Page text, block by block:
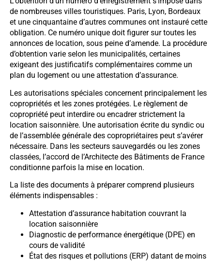
de nombreuses villes touristiques. Paris, Lyon, Bordeaux
et une cinquantaine d’autres communes ont instauré cette
obligation. Ce numéro unique doit figurer sur toutes les
annonces de location, sous peine d’amende. La procédure
d’obtention varie selon les municipalités, certaines
exigeant des justificatifs complémentaires comme un
plan du logement ou une attestation d’assurance.
Les autorisations spéciales concernent principalement les
copropriétés et les zones protégées. Le règlement de
copropriété peut interdire ou encadrer strictement la
location saisonnière. Une autorisation écrite du syndic ou
de l’assemblée générale des copropriétaires peut s’avérer
nécessaire. Dans les secteurs sauvegardés ou les zones
classées, l’accord de l’Architecte des Bâtiments de France
conditionne parfois la mise en location.
La liste des documents à préparer comprend plusieurs
éléments indispensables :
Attestation d’assurance habitation couvrant la
location saisonnière
Diagnostic de performance énergétique (DPE) en
cours de validité
État des risques et pollutions (ERP) datant de moins